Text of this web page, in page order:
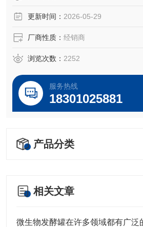
更新时间： 2026-05-29
厂商性质： 经销商
浏览次数： 2252
服务热线
18301025881
产品分类
相关文章
微生物发酵罐在许多领域都有广泛